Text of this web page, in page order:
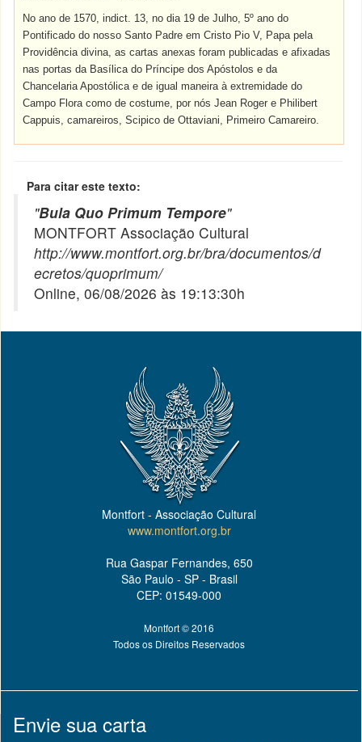
No ano de 1570, indict. 13, no dia 19 de Julho, 5º ano do
Pontificado do nosso Santo Padre em Cristo Pio V, Papa pela
Providência divina, as cartas anexas foram publicadas e afixadas
nas portas da Basílica do Príncipe dos Apóstolos e da
Chancelaria Apostólica e de igual maneira à extremidade do
Campo Flora como de costume, por nós Jean Roger e Philibert
Cappuis, camareiros, Scipico de Ottaviani, Primeiro Camareiro.
Para citar este texto:
"Bula Quo Primum Tempore"
MONTFORT Associação Cultural
http://www.montfort.org.br/bra/documentos/d
ecretos/quoprimum/
Online, 06/08/2026 às 19:13:30h
Montfort - Associação Cultural
www.montfort.org.br
Rua Gaspar Fernandes, 650
São Paulo - SP - Brasil
CEP: 01549-000
Montfort © 2016
Todos os Direitos Reservados
Envie sua carta